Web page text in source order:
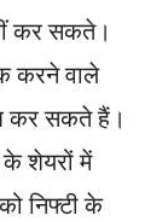
कर सकते।
करने वाले
कर सकते हैं।
के शेयरों में
निफ्टी के